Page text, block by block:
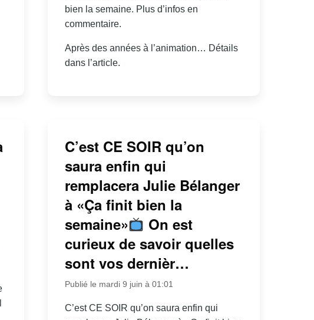
bien la semaine. Plus d’infos en
commentaire.
Après des années à l’animation… Détails
dans l’article.
C’est CE SOIR qu’on
saura enfin qui
remplacera Julie Bélanger
à «Ça finit bien la
semaine»
On est
curieux de savoir quelles
sont vos dernièr…
Publié le mardi 9 juin à 01:01
C’est CE SOIR qu’on saura enfin qui